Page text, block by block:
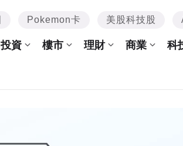
Pokemon卡 美股科技股
投資 樓市 理財 商業 科